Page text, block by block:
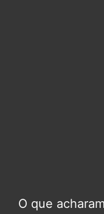
O que